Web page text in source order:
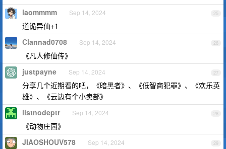
25
laommmm Sep 14, 2024
道诡异仙+1
26
Clannad0708 Sep 14, 2024
《凡人修仙传》
27
justpayne Sep 14, 2024
分享几个近期看的吧，《暗黑者》、《低智商犯罪》、《欢乐英
雄》、《云边有个小卖部》
28
listnodeptr Sep 14, 2024
《动物庄园》
29
JIAOSHOUV578 Sep 14, 2024